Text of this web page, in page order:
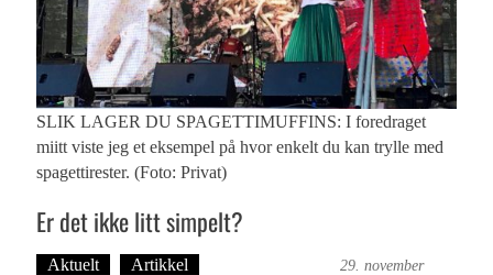
SLIK LAGER DU SPAGETTIMUFFINS: I foredraget
miitt viste jeg et eksempel på hvor enkelt du kan trylle med
spagettirester. (Foto: Privat)
Er det ikke litt simpelt?
Aktuelt Artikkel
29. november